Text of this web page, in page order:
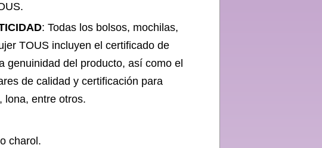
: Todas los bolsos, mochilas,
TOUS incluyen el certificado de
genuinidad del producto, así como el
de calidad y certificación para
lona, entre otros.
charol.